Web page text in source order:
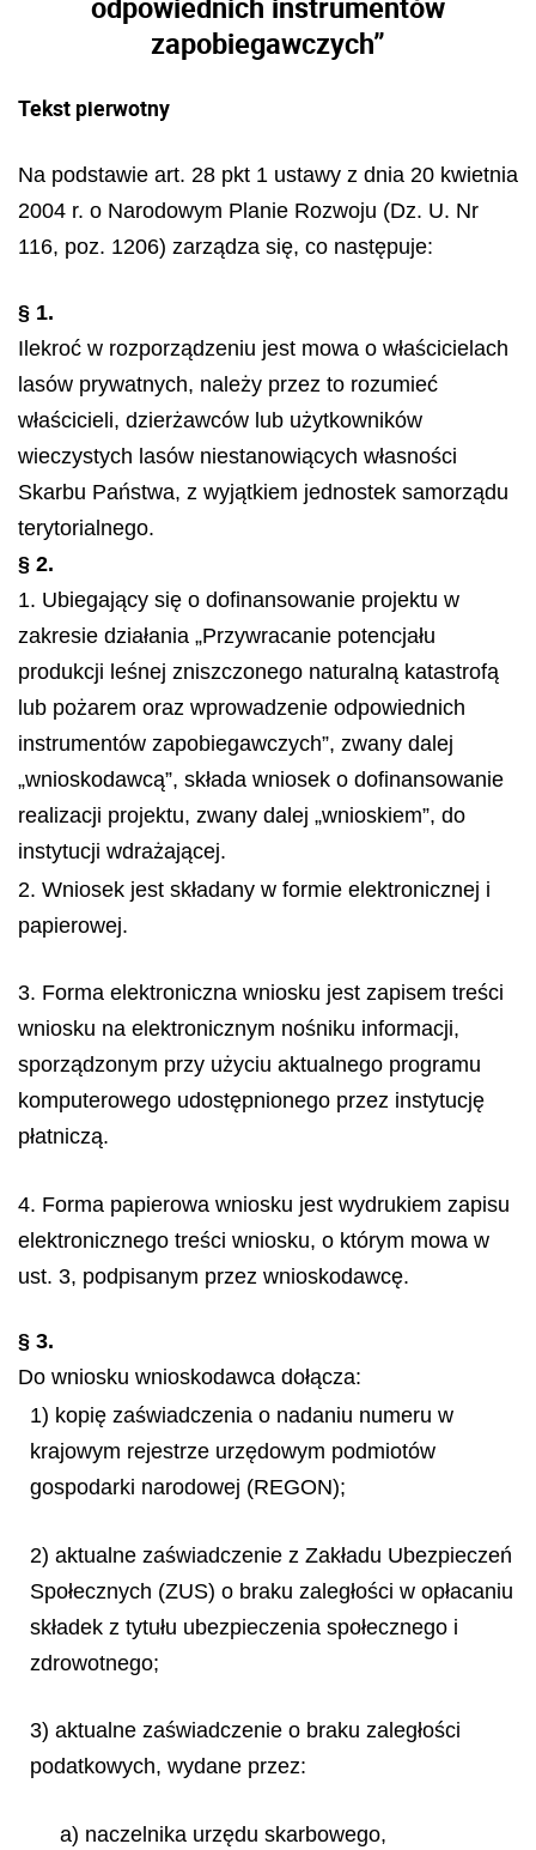
zapobiegawczych”
Tekst pierwotny
Na podstawie art. 28 pkt 1 ustawy z dnia 20 kwietnia
2004 r. o Narodowym Planie Rozwoju (Dz. U. Nr
116, poz. 1206) zarządza się, co następuje:
§ 1.
Ilekroć w rozporządzeniu jest mowa o właścicielach
lasów prywatnych, należy przez to rozumieć
właścicieli, dzierżawców lub użytkowników
wieczystych lasów niestanowiących własności
Skarbu Państwa, z wyjątkiem jednostek samorządu
terytorialnego.
§ 2.
1. Ubiegający się o dofinansowanie projektu w
zakresie działania „Przywracanie potencjału
produkcji leśnej zniszczonego naturalną katastrofą
lub pożarem oraz wprowadzenie odpowiednich
instrumentów zapobiegawczych”, zwany dalej
„wnioskodawcą”, składa wniosek o dofinansowanie
realizacji projektu, zwany dalej „wnioskiem”, do
instytucji wdrażającej.
2. Wniosek jest składany w formie elektronicznej i
papierowej.
3. Forma elektroniczna wniosku jest zapisem treści
wniosku na elektronicznym nośniku informacji,
sporządzonym przy użyciu aktualnego programu
komputerowego udostępnionego przez instytucję
płatniczą.
4. Forma papierowa wniosku jest wydrukiem zapisu
elektronicznego treści wniosku, o którym mowa w
ust. 3, podpisanym przez wnioskodawcę.
§ 3.
Do wniosku wnioskodawca dołącza:
1) kopię zaświadczenia o nadaniu numeru w
krajowym rejestrze urzędowym podmiotów
gospodarki narodowej (REGON);
2) aktualne zaświadczenie z Zakładu Ubezpieczeń
Społecznych (ZUS) o braku zaległości w opłacaniu
składek z tytułu ubezpieczenia społecznego i
zdrowotnego;
3) aktualne zaświadczenie o braku zaległości
podatkowych, wydane przez:
a) naczelnika urzędu skarbowego,